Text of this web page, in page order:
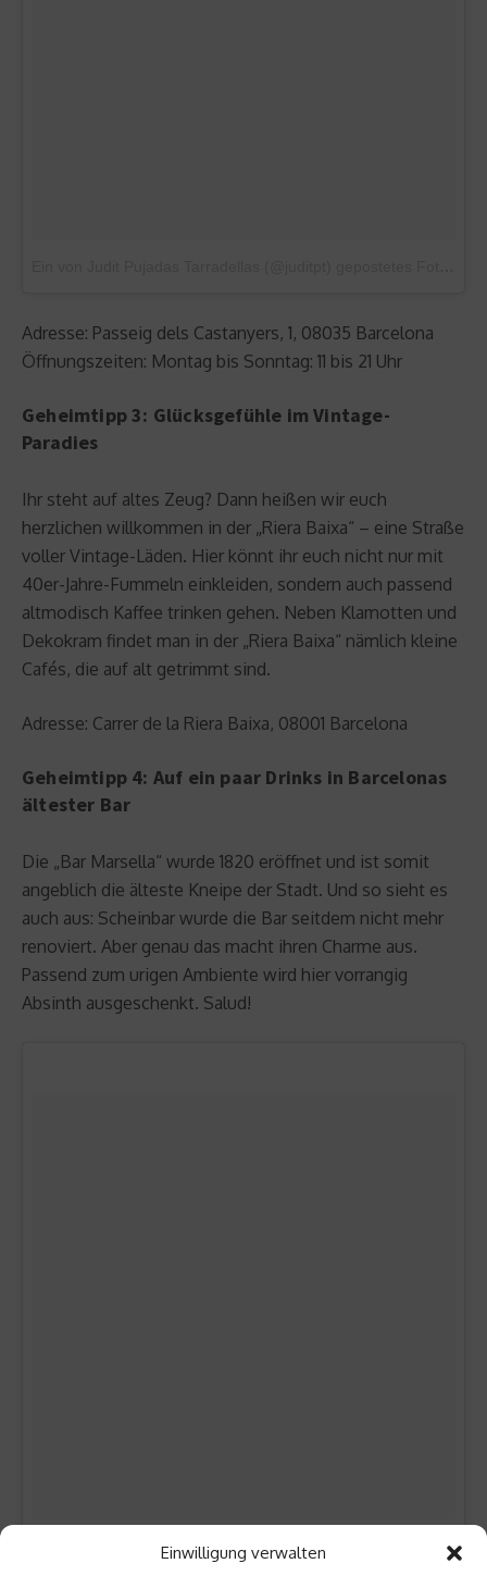
Einwilligung verwalten
Adresse: Passeig dels Castanyers, 1, 08035 Barcelona
Öffnungszeiten: Montag bis Sonntag: 11 bis 21 Uhr
Geheimtipp 3: Glücksgefühle im Vintage-
Paradies
Ihr steht auf altes Zeug? Dann heißen wir euch
herzlichen willkommen in der „Riera Baixa“ – eine Straße
voller Vintage-Läden. Hier könnt ihr euch nicht nur mit
40er-Jahre-Fummeln einkleiden, sondern auch passend
altmodisch Kaffee trinken gehen. Neben Klamotten und
Dekokram findet man in der „Riera Baixa“ nämlich kleine
Cafés, die auf alt getrimmt sind.
Adresse: Carrer de la Riera Baixa, 08001 Barcelona
Geheimtipp 4: Auf ein paar Drinks in Barcelonas
ältester Bar
Die „Bar Marsella“ wurde 1820 eröffnet und ist somit
angeblich die älteste Kneipe der Stadt. Und so sieht es
auch aus: Scheinbar wurde die Bar seitdem nicht mehr
renoviert. Aber genau das macht ihren Charme aus.
Passend zum urigen Ambiente wird hier vorrangig
Absinth ausgeschenkt. Salud!